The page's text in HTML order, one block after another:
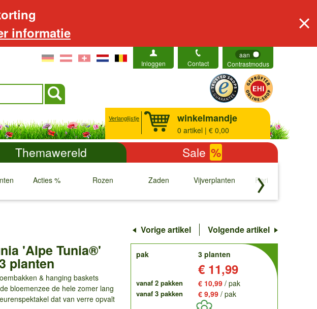
informatie
Inloggen Contact
aan
Contrastmodus
Verlanglijstje winkelmandje
0 artikel | € 0,00
Themawereld Sale %
Acties %
↓
Rozen
↓
Zaden
↓
Vijverplanten
↓
Rariteiten
↓
Vorige artikel Volgende artikel
'Alpe Tunia®'
planten
& hanging baskets
bloemenzee de hele zomer lang
dat van verre opvalt
order
pak
3 planten
€ 11,99
vanaf 2 pakken € 10,99 / pak
vanaf 3 pakken € 9,99 / pak